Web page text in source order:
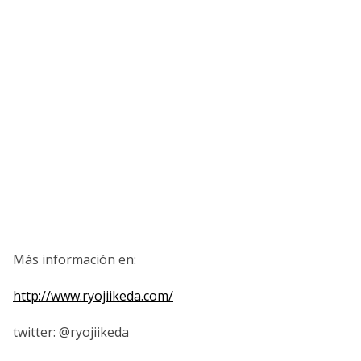
Más información en:
http://www.ryojiikeda.com/
twitter: @ryojiikeda